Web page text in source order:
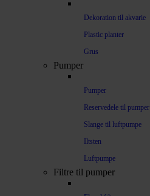
Dekoration til akvarie
Plastic planter
Grus
Pumper
Pumper
Reservedele til pumper
Slange til luftpumpe
Iltsten
Luftpumpe
Filtre til pumper